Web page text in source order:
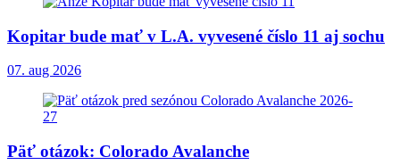
Kopitar bude mať v L.A. vyvesené číslo 11 aj sochu
07. aug 2026
Päť otázok: Colorado Avalanche